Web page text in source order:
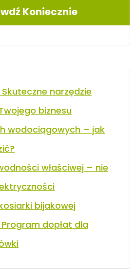
Koniecznie
narzędzie
biznesu
wodociągowych – jak
właściwej – nie
bijakowej
Program dopłat dla